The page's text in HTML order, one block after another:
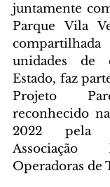
juntamente
Parque Vila
unidades de
Estado, faz
Projeto
reconhecido
2022 pela
Associação
Operadoras de